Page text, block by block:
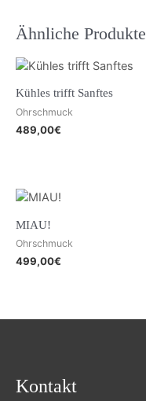
Ähnliche Produkte
Kühles trifft Sanftes
Ohrschmuck
489,00€
MIAU!
Ohrschmuck
499,00€
Kontakt